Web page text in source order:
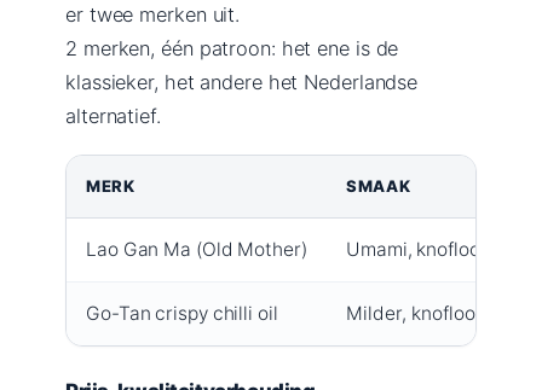
er twee merken uit.
2 merken, één patroon: het ene is de
klassieker, het andere het Nederlandse
alternatief.
MERK SMAAK
Lao Gan Ma (Old Mother) Umami, knoflook, chili
Go-Tan crispy chilli oil Milder, knoflook, ui